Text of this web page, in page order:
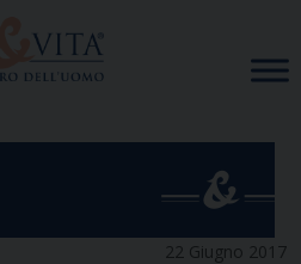
22 Giugno 2017